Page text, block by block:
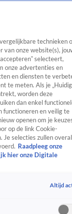
Algemeen
Tip
CrimeVideo's
gang
en geven
van de
technieken
van onze website(s),
selecteert,
onze advertenties en
en diensten te
te meten. Als je
worden deze
dan enkel
functioneren en veilig te
openen om je
op de link Cookie-
selecties zullen overal
Raadpleeg onze
hier onze Digitale
Altijd